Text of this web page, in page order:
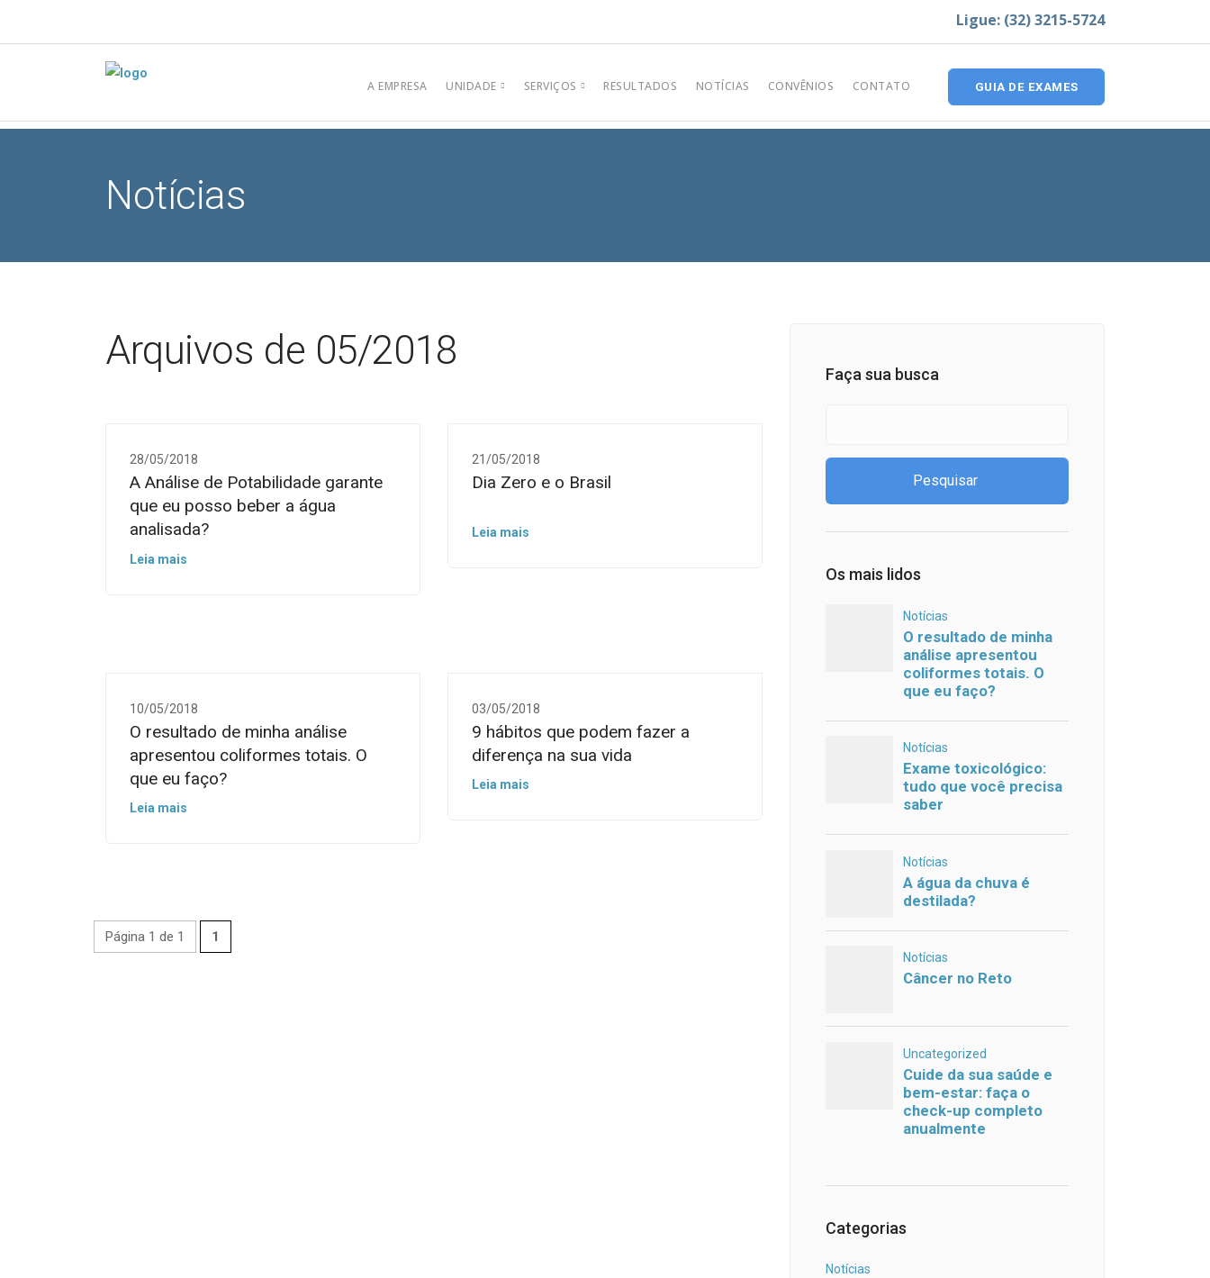
Ligue: (32) 3215-5724
A EMPRESA UNIDADE SERVIÇOS RESULTADOS NOTÍCIAS CONVÊNIOS CONTATO GUIA DE EXAMES
Notícias
Arquivos de 05/2018
28/05/2018
A Análise de Potabilidade garante
que eu posso beber a água
analisada?
Leia mais
21/05/2018
Dia Zero e o Brasil
Leia mais
10/05/2018
O resultado de minha análise
apresentou coliformes totais. O
que eu faço?
Leia mais
03/05/2018
9 hábitos que podem fazer a
diferença na sua vida
Leia mais
Página 1 de 1 1
Faça sua busca
Os mais lidos
Categorias
Notícias